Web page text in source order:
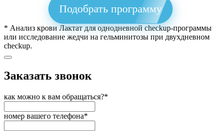
Подобрать программу
* Анализ крови Лактат для однодневной checkup-программы
или исследование жедчи на гельминитозы при двухдневном
checkup.
Заказать звонок
как можно к вам обращаться?*
номер вашего телефона*